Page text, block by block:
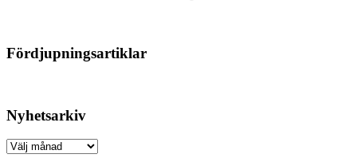
Fördjupningsartiklar
Nyhetsarkiv
Nyhetsarkiv